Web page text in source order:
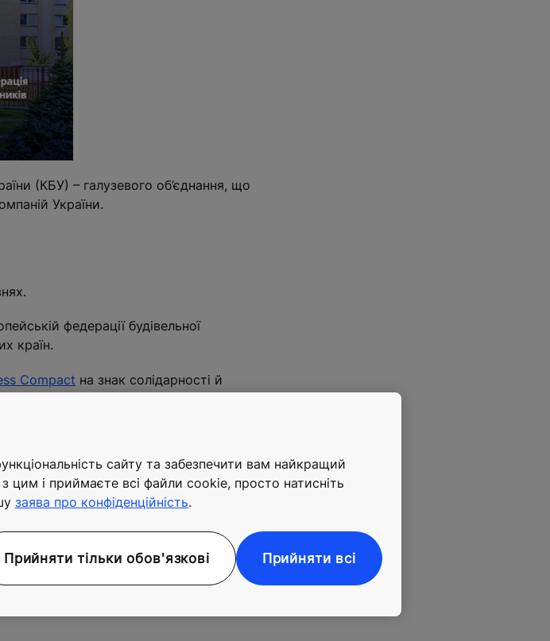
(КБУ) – галузевого об’єднання, що
України.
федерації будівельної
країн.
Compact на знак солідарності й
принципів Business Compact, які
практик відповідального ведення
всіх застосовних санкційних
KONE підтримці відновлення та
сайту та забезпечити вам найкращий
цим і приймаєте всі файли cookie, просто натисніть
заява про конфіденційність.
Прийняти тільки обов'язкові Прийняти всі